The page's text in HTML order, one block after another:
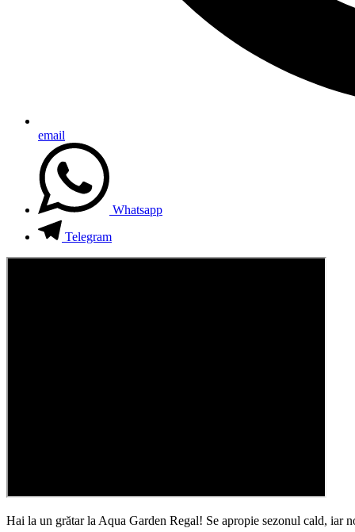
email
Whatsapp
Telegram
Hai la un grătar la Aqua Garden Regal! Se apropie sezonul cald, iar